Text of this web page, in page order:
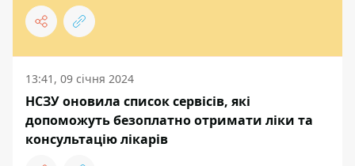
13:41, 09 січня 2024
НСЗУ оновила список сервісів, які
допоможуть безоплатно отримати ліки та
консультацію лікарів